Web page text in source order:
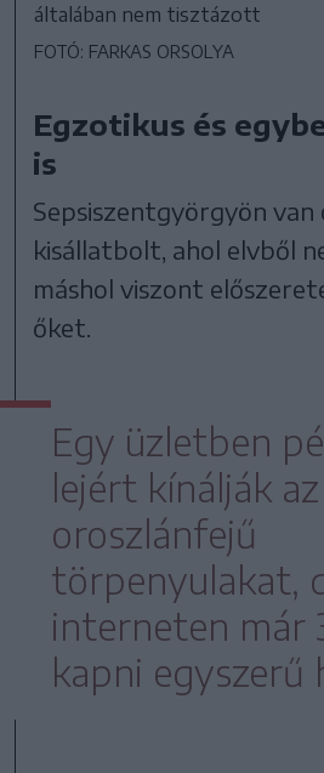
általában nem tisztázott
FOTÓ: FARKAS ORSOLYA
Egzotikus és
is
Sepsiszentgyörgyön van
kisállatbolt, ahol elvből
máshol viszont
őket.
Egy üzletben
lejért kínálják az
oroszlánfejű
törpenyulakat,
interneten már
kapni egyszerű